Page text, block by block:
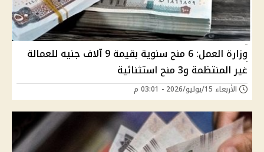
وزارة العمل: 6 منح سنوية بقيمة 9 آلاف جنيه للعمالة
غير المنتظمة و3 منح استثنائية
الأربعاء 15/يوليو/2026 - 03:01 م